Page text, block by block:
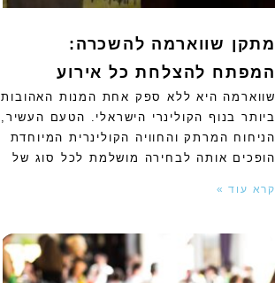
מתקן שווארמה להשכרה:
המפתח להצלחת כל אירוע
שווארמה היא ללא ספק אחת המנות האהובות
ביותר בנוף הקולינרי הישראלי. הטעם העשיר,
הניחוח המרתק והחוויה הקולינרית המיוחדת
הופכים אותה לבחירה מושלמת לכל סוג של
קרא עוד »